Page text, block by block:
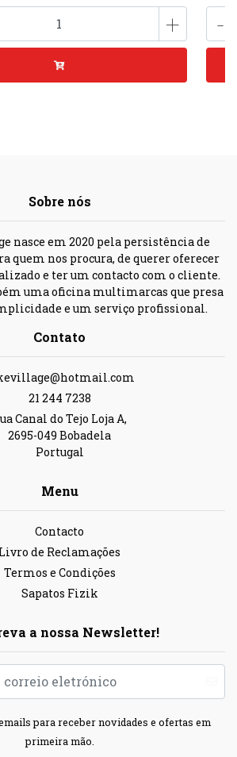
+ -
Sobre nós
nasce em 2020 pela persistência de
quem nos procura, de querer oferecer
e ter um contacto com o cliente.
uma oficina multimarcas que presa
e um serviço profissional.
Contato
21 244 7238
Canal do Tejo Loja A,
2695-049 Bobadela
Portugal
Menu
Contacto
Livro de Reclamações
Termos e Condições
Sapatos Fizik
a nossa Newsletter!
para receber novidades e ofertas em
primeira mão.